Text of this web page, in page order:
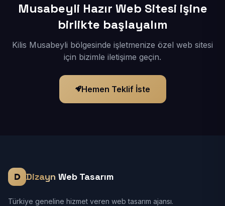
Musabeyli Hazır Web Sitesi işine
birlikte başlayalım
Kilis Musabeyli bölgesinde işletmenize özel web sitesi
için bizimle iletişime geçin.
Hemen Teklif İste
Dizayn Web Tasarım
Türkiye geneline hizmet veren web tasarım ajansı.